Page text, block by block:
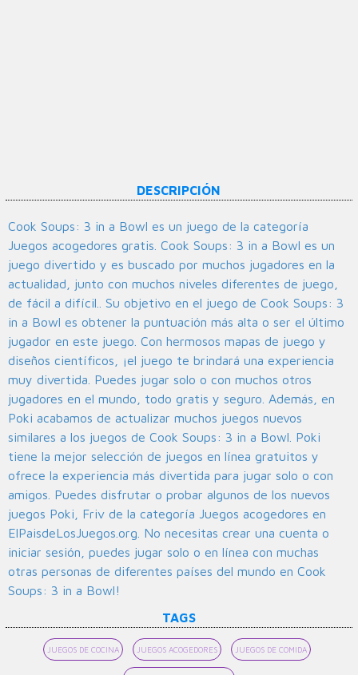
DESCRIPCIÓN
Cook Soups: 3 in a Bowl es un juego de la categoría
Juegos acogedores gratis. Cook Soups: 3 in a Bowl es un
juego divertido y es buscado por muchos jugadores en la
actualidad, junto con muchos niveles diferentes de juego,
de fácil a difícil.. Su objetivo en el juego de Cook Soups: 3
in a Bowl es obtener la puntuación más alta o ser el último
jugador en este juego. Con hermosos mapas de juego y
diseños científicos, ¡el juego te brindará una experiencia
muy divertida. Puedes jugar solo o con muchos otros
jugadores en el mundo, todo gratis y seguro. Además, en
Poki acabamos de actualizar muchos juegos nuevos
similares a los juegos de Cook Soups: 3 in a Bowl. Poki
tiene la mejor selección de juegos en línea gratuitos y
ofrece la experiencia más divertida para jugar solo o con
amigos. Puedes disfrutar o probar algunos de los nuevos
juegos Poki, Friv de la categoría Juegos acogedores en
ElPaisdeLosJuegos.org. No necesitas crear una cuenta o
iniciar sesión, puedes jugar solo o en línea con muchas
otras personas de diferentes países del mundo en Cook
Soups: 3 in a Bowl!
TAGS
JUEGOS DE COCINA JUEGOS ACOGEDORES JUEGOS DE COMIDA